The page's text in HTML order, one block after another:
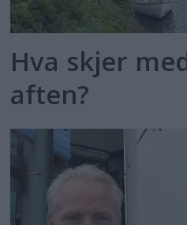
Hva skjer
aften?